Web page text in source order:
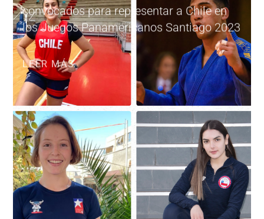
convocados para representar a Chile en
los Juegos Panamericanos Santiago 2023
LEER MÁS